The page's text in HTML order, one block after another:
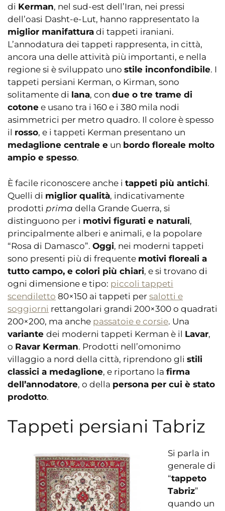
di Kerman, nel sud-est dell’Iran, nei pressi
dell’oasi Dasht-e-Lut, hanno rappresentato la
miglior manifattura di tappeti iraniani.
L’annodatura dei tappeti rappresenta, in città,
ancora una delle attività più importanti, e nella
regione si è sviluppato uno stile inconfondibile. I
tappeti persiani Kerman, o Kirman, sono
solitamente di lana, con due o tre trame di
cotone e usano tra i 160 e i 380 mila nodi
asimmetrici per metro quadro. Il colore è spesso
il rosso, e i tappeti Kerman presentano un
medaglione centrale e un bordo floreale molto
ampio e spesso.
È facile riconoscere anche i tappeti più antichi.
Quelli di miglior qualità, indicativamente
prodotti prima della Grande Guerra, si
distinguono per i motivi figurati e naturali,
principalmente alberi e animali, e la popolare
“Rosa di Damasco”. Oggi, nei moderni tappeti
sono presenti più di frequente motivi floreali a
tutto campo, e colori più chiari, e si trovano di
ogni dimensione e tipo: piccoli tappeti
scendiletto 80×150 ai tappeti per salotti e
soggiorni rettangolari grandi 200×300 o quadrati
200×200, ma anche passatoie e corsie. Una
variante dei moderni tappeti Kerman è il Lavar,
o Ravar Kerman. Prodotti nell’omonimo
villaggio a nord della città, riprendono gli stili
classici a medaglione, e riportano la firma
dell’annodatore, o della persona per cui è stato
prodotto.
Tappeti persiani Tabriz
Si parla in
generale di
“tappeto
Tabriz”
quando un